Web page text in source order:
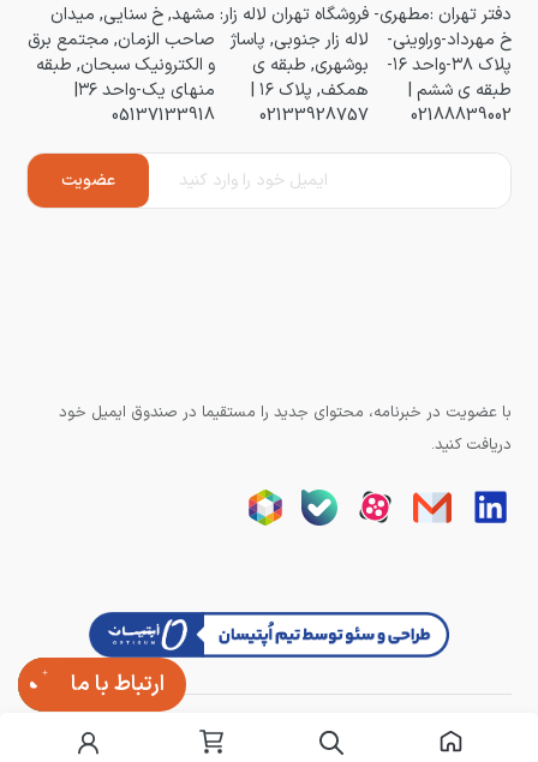
ارتباط با ما
دفتر تهران :مطهری-
خ مهرداد-وراوینی-
پلاک ۳۸-واحد ۱۶-
طبقه ی ششم |
02188839002
فروشگاه تهران لاله زار:
لاله زار جنوبی, پاساژ
بوشهری, طبقه ی
همکف, پلاک ۱۶ |
02133928757
مشهد, خ سنایی, میدان
صاحب الزمان, مجتمع برق
و الکترونیک سبحان, طبقه
منهای یک-واحد ۳۶|
05137133918
با عضویت در خبرنامه، محتوای جدید را مستقیما در صندوق ایمیل خود
دریافت کنید.